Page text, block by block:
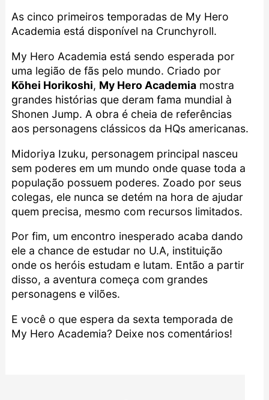
As cinco primeiros temporadas de My Hero
Academia está disponível na Crunchyroll.
My Hero Academia está sendo esperada por
uma legião de fãs pelo mundo. Criado por
Kōhei Horikoshi, My Hero Academiamostra
grandes histórias que deram fama mundial à
Shonen Jump. A obra é cheia de referências
aos personagens clássicos da HQs americanas.
Midoriya Izuku, personagem principal nasceu
sem poderes em um mundo onde quase toda a
população possuem poderes. Zoado por seus
colegas, ele nunca se detém na hora de ajudar
quem precisa, mesmo com recursos limitados.
Por fim, um encontro inesperado acaba dando
ele a chance de estudar no U.A, instituição
onde os heróis estudam e lutam. Então a partir
disso, a aventura começa com grandes
personagens e vilões.
E você o que espera da sexta temporada de
My Hero Academia? Deixe nos comentários!